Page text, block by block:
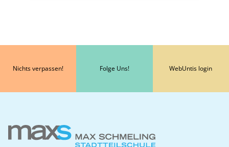
Nichts verpassen! Folge Uns! WebUntis login